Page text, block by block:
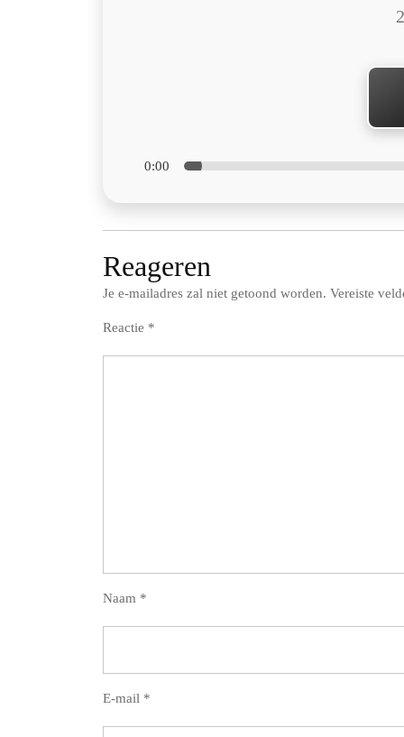
0:00
Reageren
Je e-mailadres zal niet getoond worden. Vereiste
Reactie *
Naam *
E-mail *